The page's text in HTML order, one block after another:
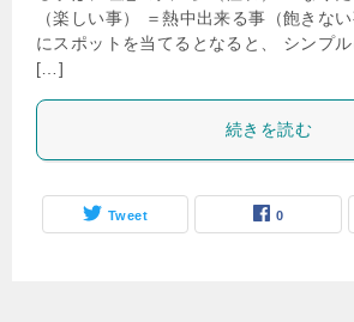
（楽しい事） ＝熱中出来る事（飽きな
にスポットを当てるとなると、 シンプ
[…]
続きを読む
Tweet 0